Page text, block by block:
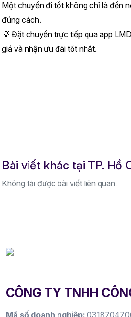
Một chuyến đi tốt không chỉ là đến
đúng cách.
💡 Đặt chuyến trực tiếp qua app
giá và nhận ưu đãi tốt nhất.
Bài viết khác tại TP. Hồ
Không tải được bài viết liên quan.
CÔNG TY TNHH
Mã số doanh nghiệp: